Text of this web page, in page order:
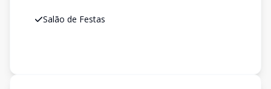
Salão de Festas